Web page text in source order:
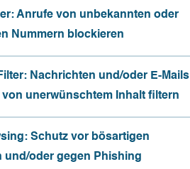
Anrufe von unbekannten oder
Nummern blockieren
Nachrichten und/oder E-Mails
von unerwünschtem Inhalt filtern
Schutz vor bösartigen
und/oder gegen Phishing